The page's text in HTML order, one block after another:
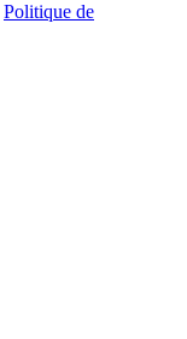
Politique de